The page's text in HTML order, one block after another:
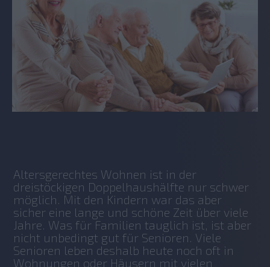
Altersgerechtes Wohnen ist in der
dreistöckigen Doppelhaushälfte nur schwer
möglich. Mit den Kindern war das aber
sicher eine lange und schöne Zeit über viele
Jahre. Was für Familien tauglich ist, ist aber
nicht unbedingt gut für Senioren. Viele
Senioren leben deshalb heute noch oft in